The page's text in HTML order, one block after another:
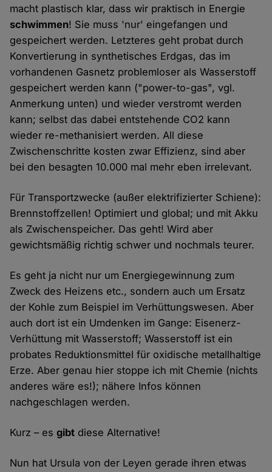
macht plastisch klar, dass wir praktisch in Energie
schwimmen! Sie muss 'nur' eingefangen und
gespeichert werden. Letzteres geht probat durch
Konvertierung in synthetisches Erdgas, das im
vorhandenen Gasnetz problemloser als Wasserstoff
gespeichert werden kann ("power-to-gas", vgl.
Anmerkung unten) und wieder verstromt werden
kann; selbst das dabei entstehende CO2 kann
wieder re-methanisiert werden. All diese
Zwischenschritte kosten zwar Effizienz, sind aber
bei den besagten 10.000 mal mehr eben irrelevant.
Für Transportzwecke (außer elektrifizierter Schiene):
Brennstoffzellen! Optimiert und global; und mit Akku
als Zwischenspeicher. Das geht! Wird aber
gewichtsmäßig richtig schwer und nochmals teurer.
Es geht ja nicht nur um Energiegewinnung zum
Zweck des Heizens etc., sondern auch um Ersatz
der Kohle zum Beispiel im Verhüttungswesen. Aber
auch dort ist ein Umdenken im Gange: Eisenerz-
Verhüttung mit Wasserstoff; Wasserstoff ist ein
probates Reduktionsmittel für oxidische metallhaltige
Erze. Aber genau hier stoppe ich mit Chemie (nichts
anderes wäre es!); nähere Infos können
nachgeschlagen werden.
Kurz – esgibt diese Alternative!
Nun hat Ursula von der Leyen gerade ihren etwas